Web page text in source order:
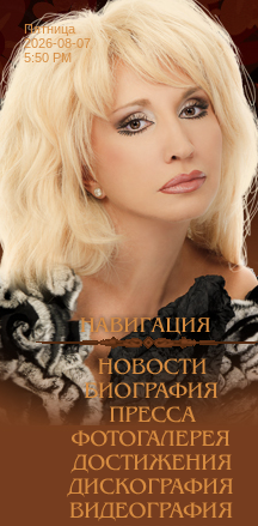
Пятница
2026-08-07
5:50 PM